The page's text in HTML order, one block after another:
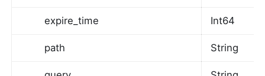
expire_time Int64
path String